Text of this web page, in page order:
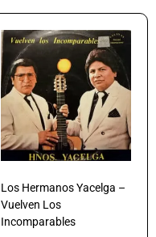
Los Hermanos Yacelga –
Vuelven Los
Incomparables